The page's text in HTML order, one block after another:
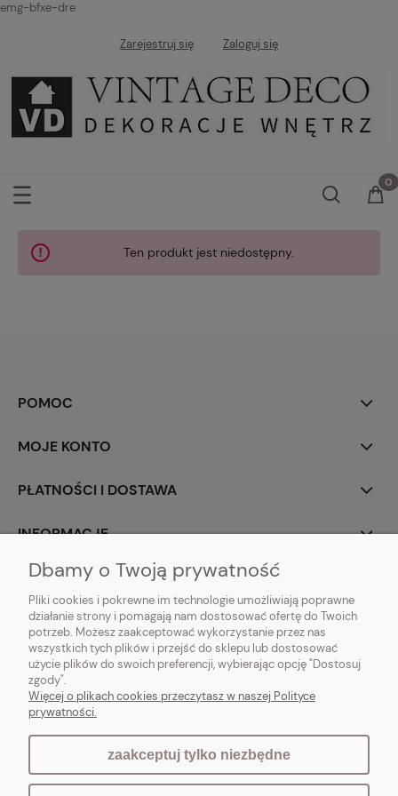
emg-bfxe-dre
Zarejestruj się Zaloguj się
Ten produkt jest niedostępny.
POMOC
MOJE KONTO
PŁATNOŚCI I DOSTAWA
INFORMACJE
O NAS
Vintagedeco.pl - sklep internetowy - meble i artykuły dekoracyjne do domu
i ogrodu w stylu vintage, skandynawskim, prowansalskim, boho, shabby
chic, industrialnym i loft.
Dbamy o Twoją prywatność
Pliki cookies i pokrewne im technologie umożliwiają poprawne
działanie strony i pomagają nam dostosować ofertę do Twoich
potrzeb. Możesz zaakceptować wykorzystanie przez nas
wszystkich tych plików i przejść do sklepu lub dostosować
użycie plików do swoich preferencji, wybierając opcję "Dostosuj
zgody".
Więcej o plikach cookies przeczytasz w naszej Polityce
prywatności.
zaakceptuj tylko niezbędne